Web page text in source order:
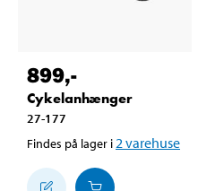
899,-
Cykelanhænger
27-177
Findes på lager i 2 varehuse